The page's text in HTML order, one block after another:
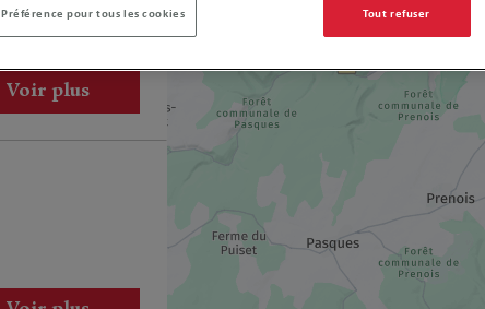
Voir plus
Préférence pour tous les cookies Tout refuser